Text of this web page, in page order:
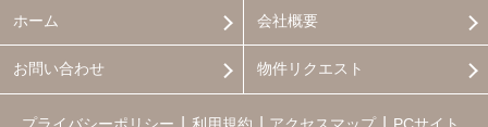
ホーム 会社概要
お問い合わせ 物件リクエスト
プライバシーポリシー 利用規約 アクセスマップ
PCサイト